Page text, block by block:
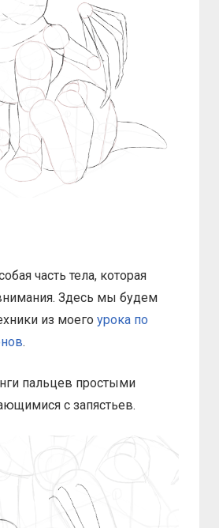
часть тела, которая
Здесь мы будем
из моего урока по
.
пальцев простыми
с запястьев.